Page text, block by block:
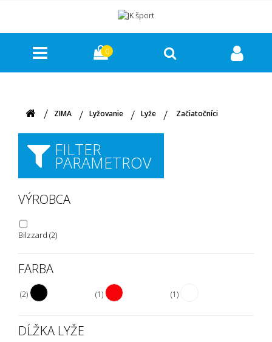
0
ZIMA Lyžovanie Lyže Začiatočníci
FILTER
PARAMETROV
VÝROBCA
Bilzzard (2)
FARBA
(2) (1) (1)
DĹŽKA LYŽE